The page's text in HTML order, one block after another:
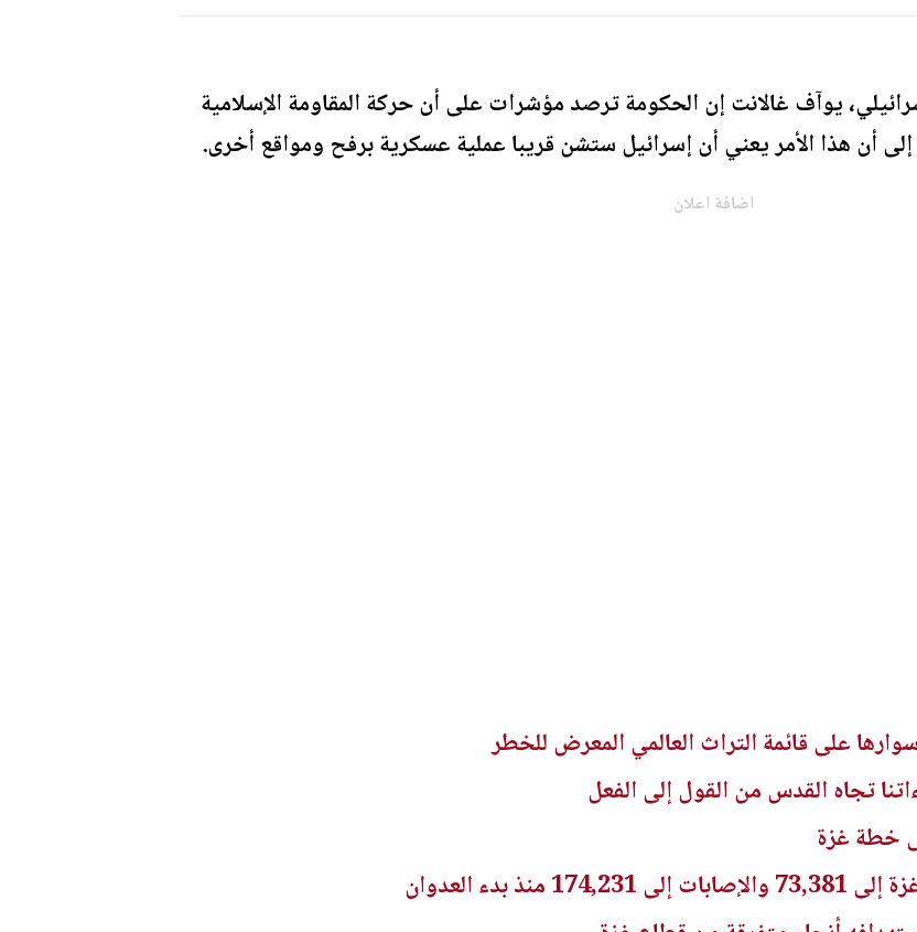
يوآف غالانت إن الحكومة ترصد مؤشرات على أن حركة المقاومة الإسلامية
أن هذا الأمر يعني أن إسرائيل ستشن قريبا عملية عسكرية برفح ومواقع أخرى.
اضافة اعلان
على قائمة التراث العالمي المعرض للخطر
تجاه القدس من القول إلى الفعل
خطة غزة
بدء العدوان